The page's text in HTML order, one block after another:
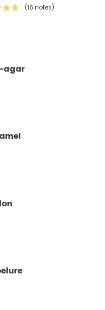
(16 notes)
agar